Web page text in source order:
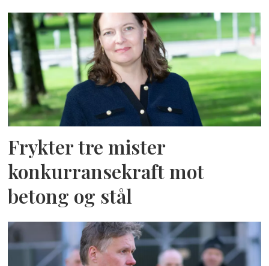
Frykter tre mister
konkurransekraft mot
betong og stål